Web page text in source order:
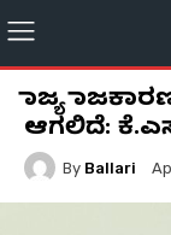
ರಾಜ್ಯ
ಆಗಲಿದೆ:
By Ballari